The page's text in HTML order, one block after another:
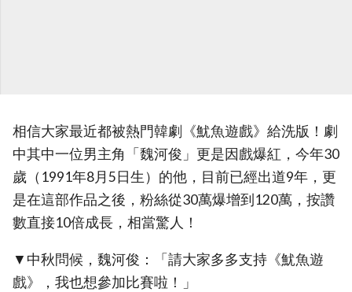
相信大家最近都被熱門韓劇《魷魚遊戲》給洗版！劇
中其中一位男主角「魏河俊」更是因戲爆紅，今年30
歲（1991年8月5日生）的他，目前已經出道9年，更
是在這部作品之後，粉絲從30萬爆增到120萬，按讚
數直接10倍成長，相當驚人！
▼中秋問候，魏河俊：「請大家多多支持《魷魚遊
戲》，我也想參加比賽啦！」